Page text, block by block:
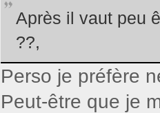
Après il vaut peu
??,
Perso je préfère
Peut-être que je